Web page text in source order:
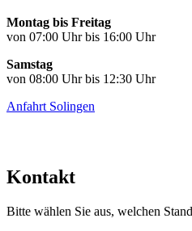
Montag bis Freitag
von 07:00 Uhr bis 16:00 Uhr
Samstag
von 08:00 Uhr bis 12:30 Uhr
Anfahrt Solingen
Kontakt
Bitte wählen Sie aus, welchen